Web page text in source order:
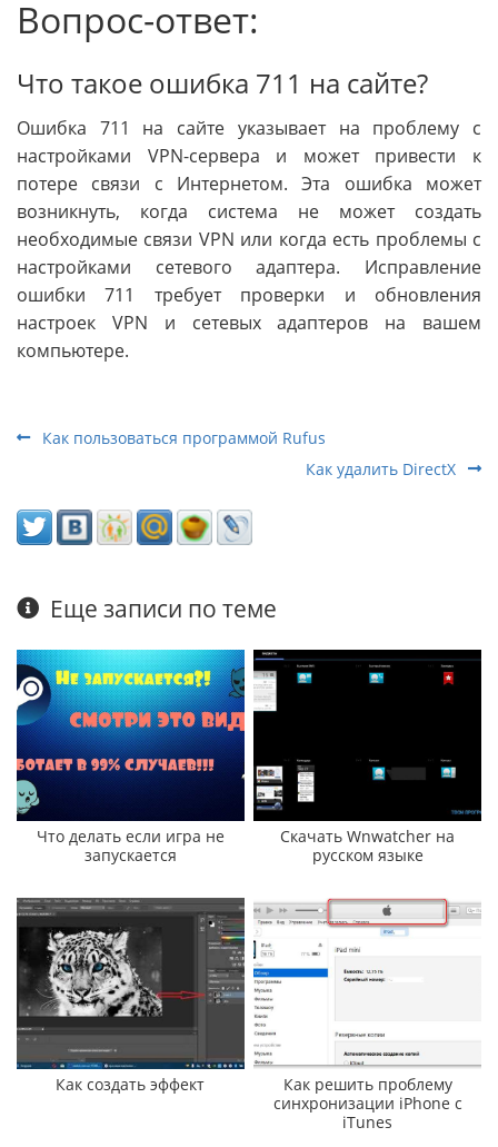
Вопрос-ответ:
Что такое ошибка 711 на сайте?
Ошибка 711 на сайте указывает на проблему с
настройками VPN-сервера и может привести к
потере связи с Интернетом. Эта ошибка может
возникнуть, когда система не может создать
необходимые связи VPN или когда есть проблемы с
настройками сетевого адаптера. Исправление
ошибки 711 требует проверки и обновления
настроек VPN и сетевых адаптеров на вашем
компьютере.
Как пользоваться программой Rufus
Как удалить DirectX
Еще записи по теме
Что делать если игра не
запускается
Скачать Wnwatcher на
русском языке
Как создать эффект
Как решить проблему
синхронизации iPhone с
iTunes